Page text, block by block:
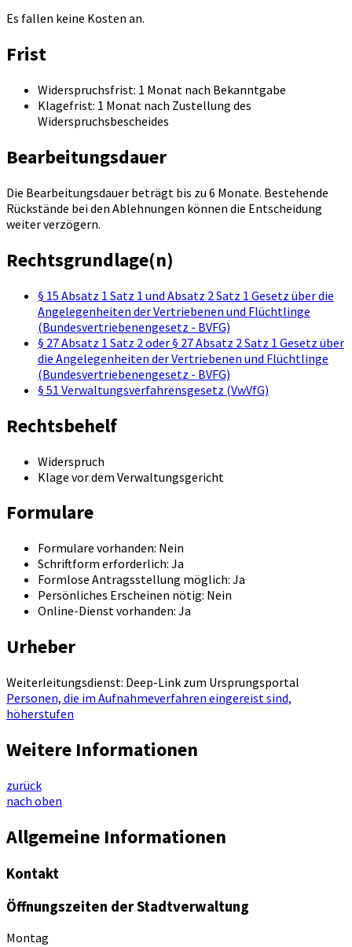
Es fallen keine Kosten an.
Frist
Widerspruchsfrist: 1 Monat nach Bekanntgabe
Klagefrist: 1 Monat nach Zustellung des
Widerspruchsbescheides
Bearbeitungsdauer
Die Bearbeitungsdauer beträgt bis zu 6 Monate. Bestehende
Rückstände bei den Ablehnungen können die Entscheidung
weiter verzögern.
Rechtsgrundlage(n)
§ 15 Absatz 1 Satz 1 und Absatz 2 Satz 1 Gesetz über die
Angelegenheiten der Vertriebenen und Flüchtlinge
(Bundesvertriebenengesetz - BVFG)
§ 27 Absatz 1 Satz 2 oder § 27 Absatz 2 Satz 1 Gesetz über
die Angelegenheiten der Vertriebenen und Flüchtlinge
(Bundesvertriebenengesetz - BVFG)
§ 51 Verwaltungsverfahrensgesetz (VwVfG)
Rechtsbehelf
Widerspruch
Klage vor dem Verwaltungsgericht
Formulare
Formulare vorhanden: Nein
Schriftform erforderlich: Ja
Formlose Antragsstellung möglich: Ja
Persönliches Erscheinen nötig: Nein
Online-Dienst vorhanden: Ja
Urheber
Weiterleitungsdienst: Deep-Link zum Ursprungsportal
Personen, die im Aufnahmeverfahren eingereist sind,
höherstufen
Weitere Informationen
zurück
nach oben
Allgemeine Informationen
Kontakt
Öffnungszeiten der Stadtverwaltung
Montag